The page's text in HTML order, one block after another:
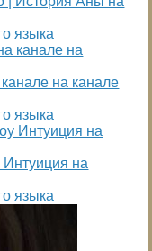
языка
на канале
языка
Интуиция на
языка